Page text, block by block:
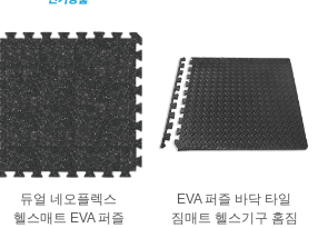
듀얼 네오플렉스
헬스매트 EVA 퍼즐
EVA 퍼즐 바닥 타일
짐매트 헬스기구 홈짐